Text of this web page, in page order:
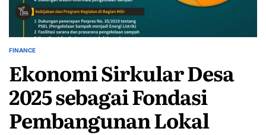
POSTED
FINANCE
Ekonomi Sirkular Desa
2025 sebagai Fondasi
Pembangunan Lokal